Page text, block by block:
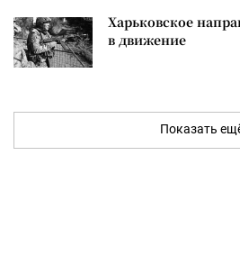
Харьковское
в движение
Показать